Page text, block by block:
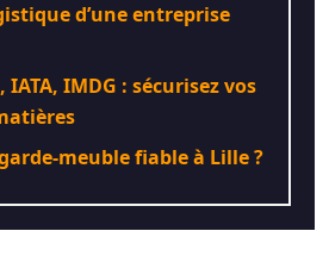
d’une entreprise
IMDG : sécurisez vos
meuble fiable à Lille ?